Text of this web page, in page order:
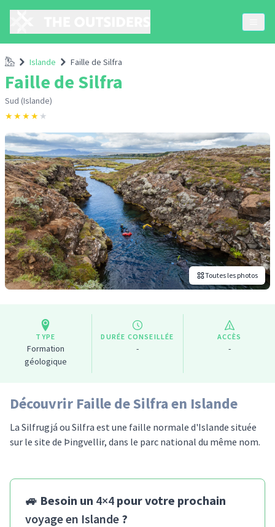
AccueilIslande Faille de Silfra
Faille de Silfra
Sud (Islande)
★★★★ ★
Toutes les photos
TYPE
Formation
géologique
DURÉE CONSEILLÉE
-
ACCÈS
-
Découvrir Faille de Silfra en Islande
La Silfrugjá ou Silfra est une faille normale d'Islande située
sur le site de Þingvellir, dans le parc national du même nom.
🚙 Besoin un 4×4 pour votre prochain
voyage en Islande ?